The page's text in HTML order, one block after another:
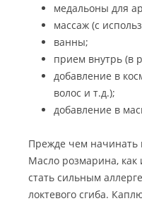
медальоны для
массаж (с
ванны;
прием внутрь (в
добавление в
волос и т.д.);
добавление в
Прежде чем начинать
Масло розмарина, как
стать сильным
локтевого сгиба.